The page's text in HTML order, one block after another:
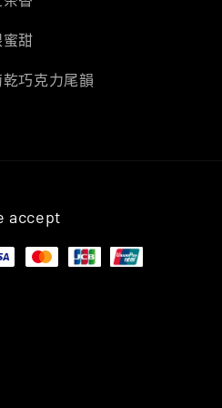
甜
巧克力尾韻
accept